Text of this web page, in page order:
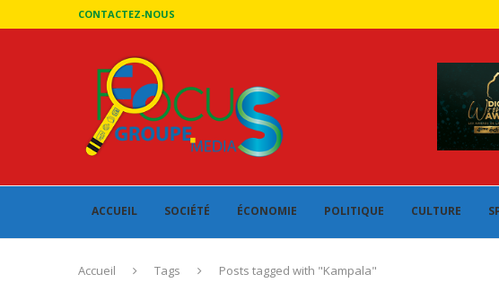
CONTACTEZ-NOUS
ACCUEIL SOCIÉTÉ ÉCONOMIE POLITIQUE CULTURE
Accueil Tags Posts tagged with "Kampala"